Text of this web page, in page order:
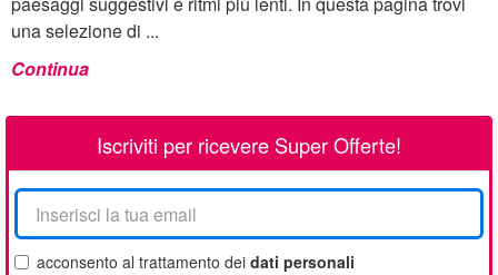
una selezione di ...
Continua
Iscriviti per ricevere Super Offerte!
La
tua
email
acconsento al trattamento dei dati personali